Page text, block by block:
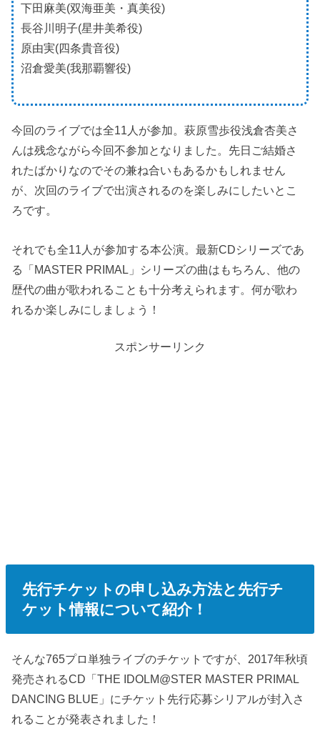
下田麻美(双海亜美・真美役)
長谷川明子(星井美希役)
原由実(四条貴音役)
沼倉愛美(我那覇響役)
今回のライブでは全11人が参加。萩原雪歩役浅倉杏美さ
んは残念ながら今回不参加となりました。先日ご結婚さ
れたばかりなのでその兼ね合いもあるかもしれません
が、次回のライブで出演されるのを楽しみにしたいとこ
ろです。
それでも全11人が参加する本公演。最新CDシリーズであ
る「MASTER PRIMAL」シリーズの曲はもちろん、他の
歴代の曲が歌われることも十分考えられます。何が歌わ
れるか楽しみにしましょう！
スポンサーリンク
先行チケットの申し込み方法と先行チ
ケット情報について紹介！
そんな765プロ単独ライブのチケットですが、2017年秋頃
発売されるCD「THE IDOLM@STER MASTER PRIMAL
DANCING BLUE」にチケット先行応募シリアルが封入さ
れることが発表されました！